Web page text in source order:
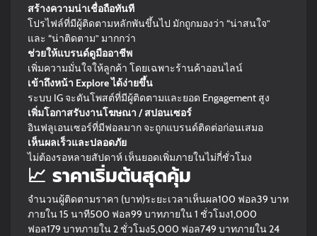
สร้างความน่าเชื่อถือทันที
โปรไฟล์ที่มีผู้ติดตามหลักพันขึ้นไป มักถูกมองว่า “น่าสนใจ”
และ “น่าติดตาม” มากกว่า
ช่วยให้แบรนด์ดูมืออาชีพ
เพิ่มความมั่นใจให้ลูกค้า โดยเฉพาะร้านค้าออนไลน์
เข้าถึงหน้า Explore ได้ง่ายขึ้น
ระบบ IG จะดันโพสต์ที่มีผู้ติดตามและยอด Engagement สูง
เพิ่มโอกาสรับงานโฆษณา / สปอนเซอร์
อินฟลูเอนเซอร์ที่มีฟอลมาก จะถูกแบรนด์ติดต่อก่อนเสมอ
เห็นผลเร็วและปลอดภัย
ไม่ต้องรอหลายสัปดาห์ เห็นยอดเพิ่มภายในไม่กี่ชั่วโมง
📈 ราคาเริ่มต้นสุดคุ้ม
จำนวนผู้ติดตามราคา (บาท)ระยะเวลาเห็นผล100 ฟอล39 บาท
ภายใน 15 นาที500 ฟอล99 บาทภายใน 1 ชั่วโมง1,000
ฟอล179 บาทภายใน 2 ชั่วโมง5,000 ฟอล749 บาทภายใน 24